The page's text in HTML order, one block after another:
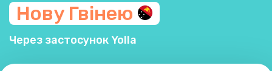
Нову Гвінею
Через застосунок Yolla